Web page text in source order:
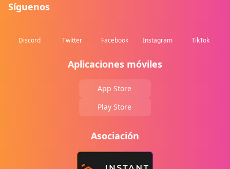
Síguenos
Discord Twitter Facebook Instagram TikTok
Aplicaciones móviles
App Store
Play Store
Asociación